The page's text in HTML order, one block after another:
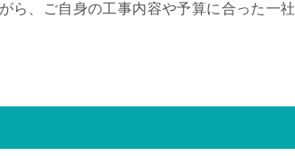
ら、ご自身の工事内容や予算に合った一社